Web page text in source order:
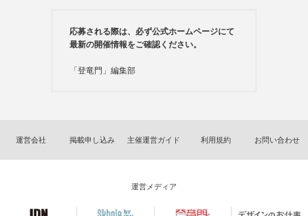
応募される際は、必ず公式ホームページにて
最新の開催情報をご確認ください。
「登竜門」編集部
運営会社 掲載申し込み 主催運営ガイド 利用規約 お問い合わせ
運営メディア